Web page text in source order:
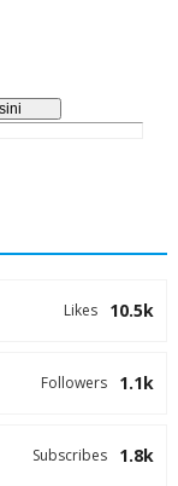
10.5k
Likes
1.1k
Followers
1.8k
Subscribes